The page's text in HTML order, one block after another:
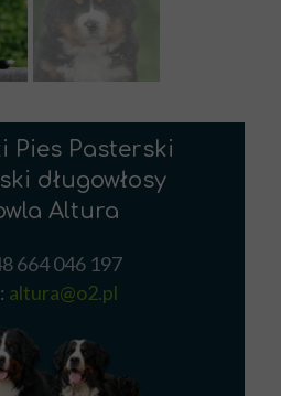
Pies Pasterski
długowłosy
Altura
664 046 197
altura@o2.pl
Berneński Pies Pasterski szczeniętaBerneński Pies Pasterski hodowla
AlturaBerneński Pies Pasterski hodowla podkarpacieToy rosyjski
długowłosy hodowlaToy rosyjski szczenięta